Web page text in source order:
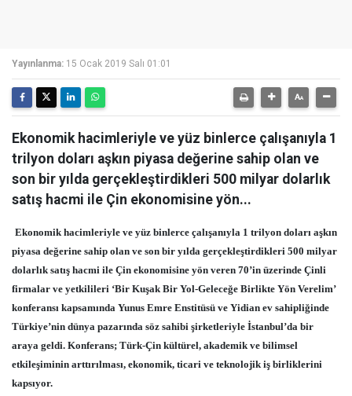
Yayınlanma: 15 Ocak 2019 Salı 01:01
Ekonomik hacimleriyle ve yüz binlerce çalışanıyla 1
trilyon doları aşkın piyasa değerine sahip olan ve
son bir yılda gerçekleştirdikleri 500 milyar dolarlık
satış hacmi ile Çin ekonomisine yön...
Ekonomik hacimleriyle ve yüz binlerce çalışanıyla 1 trilyon doları aşkın
piyasa değerine sahip olan ve son bir yılda gerçekleştirdikleri 500 milyar
dolarlık satış hacmi ile Çin ekonomisine yön veren 70’in üzerinde Çinli
firmalar ve yetkilileri ‘Bir Kuşak Bir Yol-Geleceğe Birlikte Yön Verelim’
konferansı kapsamında Yunus Emre Enstitüsü ve Yidian ev sahipliğinde
Türkiye’nin dünya pazarında söz sahibi şirketleriyle İstanbul’da bir
araya geldi. Konferans; Türk-Çin kültürel, akademik ve bilimsel
etkileşiminin arttırılması, ekonomik, ticari ve teknolojik iş birliklerini
kapsıyor.